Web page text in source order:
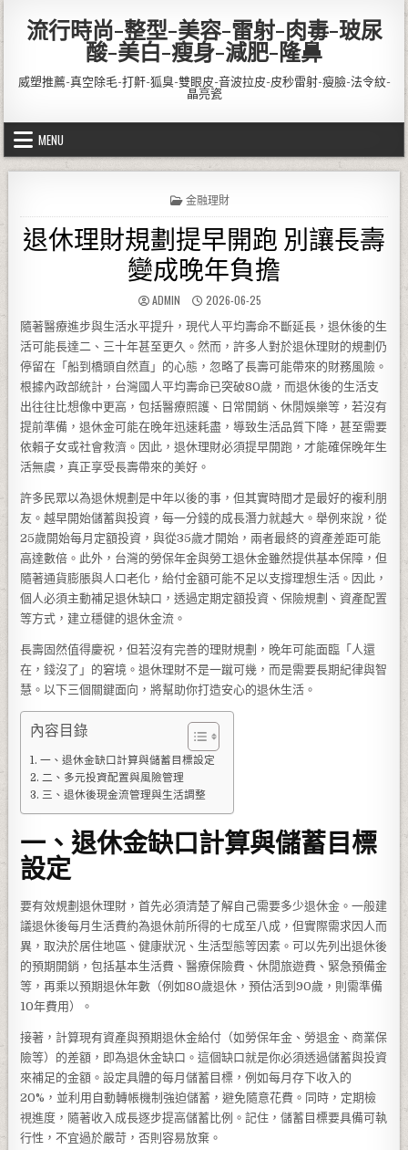
流行時尚-整型-美容-雷射-肉毒-玻尿
酸-美白-瘦身-減肥-隆鼻
威塑推薦-真空除毛-打鼾-狐臭-雙眼皮-音波拉皮-皮秒雷射-瘦臉-法令紋-
晶亮瓷
MENU
POSTED IN
金融理財
退休理財規劃提早開跑 別讓長壽
變成晚年負擔
AUTHOR:
ADMIN PUBLISHED DATE:
2026-06-25
隨著醫療進步與生活水平提升，現代人平均壽命不斷延長，退休後的生
活可能長達二、三十年甚至更久。然而，許多人對於退休理財的規劃仍
停留在「船到橋頭自然直」的心態，忽略了長壽可能帶來的財務風險。
根據內政部統計，台灣國人平均壽命已突破80歲，而退休後的生活支
出往往比想像中更高，包括醫療照護、日常開銷、休閒娛樂等，若沒有
提前準備，退休金可能在晚年迅速耗盡，導致生活品質下降，甚至需要
依賴子女或社會救濟。因此，退休理財必須提早開跑，才能確保晚年生
活無虞，真正享受長壽帶來的美好。
許多民眾以為退休規劃是中年以後的事，但其實時間才是最好的複利朋
友。越早開始儲蓄與投資，每一分錢的成長潛力就越大。舉例來說，從
25歲開始每月定額投資，與從35歲才開始，兩者最終的資產差距可能
高達數倍。此外，台灣的勞保年金與勞工退休金雖然提供基本保障，但
隨著通貨膨脹與人口老化，給付金額可能不足以支撐理想生活。因此，
個人必須主動補足退休缺口，透過定期定額投資、保險規劃、資產配置
等方式，建立穩健的退休金流。
長壽固然值得慶祝，但若沒有完善的理財規劃，晚年可能面臨「人還
在，錢沒了」的窘境。退休理財不是一蹴可幾，而是需要長期紀律與智
慧。以下三個關鍵面向，將幫助你打造安心的退休生活。
內容目錄
一、退休金缺口計算與儲蓄目標設定
二、多元投資配置與風險管理
三、退休後現金流管理與生活調整
一、退休金缺口計算與儲蓄目標
設定
要有效規劃退休理財，首先必須清楚了解自己需要多少退休金。一般建
議退休後每月生活費約為退休前所得的七成至八成，但實際需求因人而
異，取決於居住地區、健康狀況、生活型態等因素。可以先列出退休後
的預期開銷，包括基本生活費、醫療保險費、休閒旅遊費、緊急預備金
等，再乘以預期退休年數（例如80歲退休，預估活到90歲，則需準備
10年費用）。
接著，計算現有資產與預期退休金給付（如勞保年金、勞退金、商業保
險等）的差額，即為退休金缺口。這個缺口就是你必須透過儲蓄與投資
來補足的金額。設定具體的每月儲蓄目標，例如每月存下收入的
20%，並利用自動轉帳機制強迫儲蓄，避免隨意花費。同時，定期檢
視進度，隨著收入成長逐步提高儲蓄比例。記住，儲蓄目標要具備可執
行性，不宜過於嚴苛，否則容易放棄。